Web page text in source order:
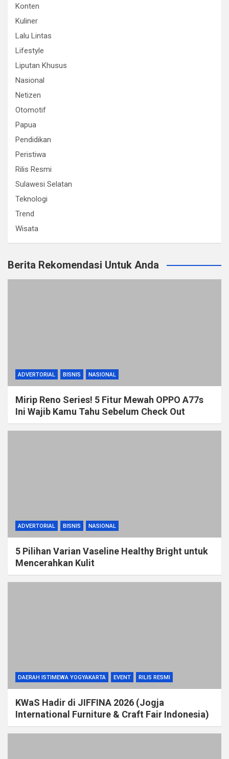
Konten
Kuliner
Lalu Lintas
Lifestyle
Liputan Khusus
Nasional
Netizen
Otomotif
Papua
Pendidikan
Peristiwa
Rilis Resmi
Sulawesi Selatan
Teknologi
Trend
Wisata
Berita Rekomendasi Untuk Anda
ADVERTORIAL BISNIS NASIONAL
Mirip Reno Series! 5 Fitur Mewah OPPO A77s
Ini Wajib Kamu Tahu Sebelum Check Out
ADVERTORIAL BISNIS NASIONAL
5 Pilihan Varian Vaseline Healthy Bright untuk
Mencerahkan Kulit
DAERAH ISTIMEWA YOGYAKARTA EVENT RILIS RESMI
KWaS Hadir di JIFFINA 2026 (Jogja
International Furniture & Craft Fair Indonesia)